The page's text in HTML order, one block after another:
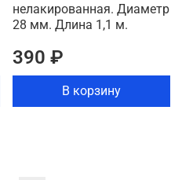
нелакированная. Диаметр
28 мм. Длина 1,1 м.
390 ₽
В корзину